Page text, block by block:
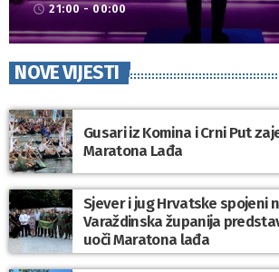
access_time 21:00 - 00:00
NOVE VIJESTI
Gusari iz Komina i Crni Put
Maratona Lađa
Sjever i jug Hrvatske spojeni
Varaždinska županija
uoči Maratona lađa